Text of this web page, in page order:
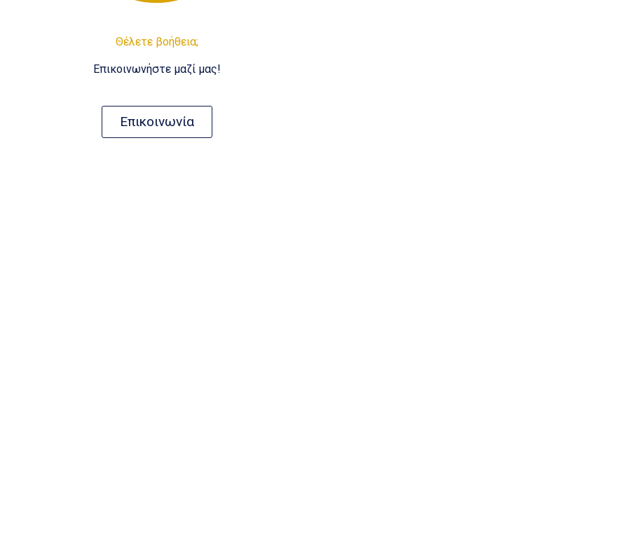
Θέλετε βοήθεια;
Επικοινωνήστε μαζί μας!
Επικοινωνία